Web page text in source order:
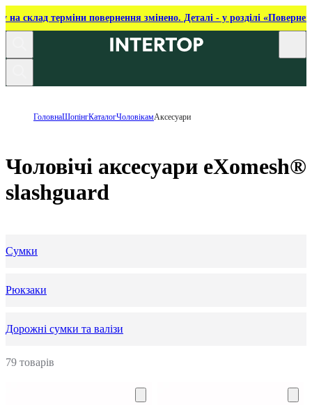
на склад терміни повернення змінено. Деталі - у розділі
ГоловнаШопінгКаталогЧоловікамАксесуари
Чоловічі аксесуари eXomesh®
slashguard
Сумки
Рюкзаки
Дорожні сумки та валізи
79 товарів